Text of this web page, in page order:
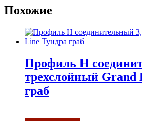
Похожие
Профиль H
трехслойный Grand
граб